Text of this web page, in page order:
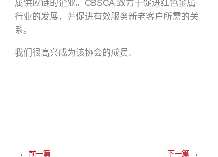
属供应链的企业。CBSCA 致力于促进红色金属
行业的发展，并促进有效服务新老客户所需的关
系。
我们很高兴成为该协会的成员。
← 前一篇 下一篇 →